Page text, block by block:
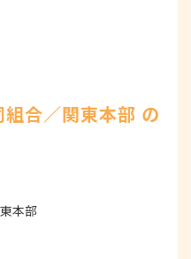
合／関東本部 の
本部